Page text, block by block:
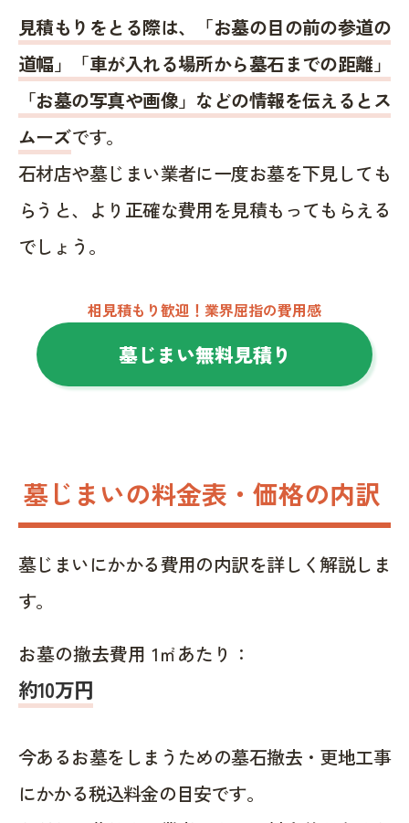
見積もりをとる際は、「お墓の目の前の参道の
道幅」「車が入れる場所から墓石までの距離」
「お墓の写真や画像」などの情報を伝えるとス
ムーズです。
石材店や墓じまい業者に一度お墓を下見しても
らうと、より正確な費用を見積もってもらえる
でしょう。
相見積もり歓迎！業界屈指の費用感
墓じまい無料見積り
墓じまいの料金表・価格の内訳
墓じまいにかかる費用の内訳を詳しく解説しま
す。
お墓の撤去費用 1㎡あたり：
約10万円
今あるお墓をしまうための墓石撤去・更地工事
にかかる税込料金の目安です。